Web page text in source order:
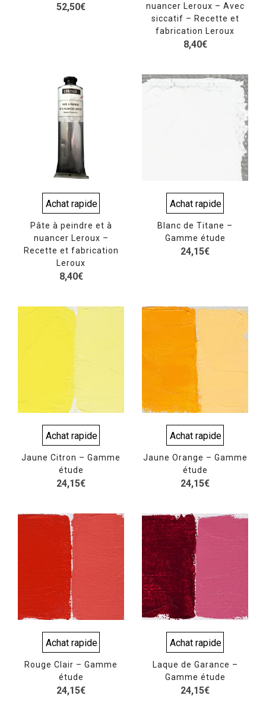
52,50€
nuancer Leroux – Avec
siccatif – Recette et
fabrication Leroux
8,40€
Achat rapide
Pâte à peindre et à
nuancer Leroux –
Recette et fabrication
Leroux
8,40€
Achat rapide
Blanc de Titane –
Gamme étude
24,15€
Achat rapide
Jaune Citron – Gamme
étude
24,15€
Achat rapide
Jaune Orange – Gamme
étude
24,15€
Achat rapide
Rouge Clair – Gamme
étude
24,15€
Achat rapide
Laque de Garance –
Gamme étude
24,15€